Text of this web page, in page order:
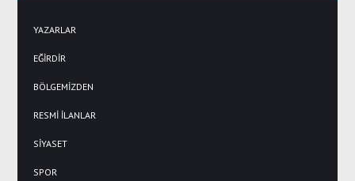
YAZARLAR
EĞİRDİR
BÖLGEMİZDEN
RESMİ İLANLAR
SİYASET
SPOR